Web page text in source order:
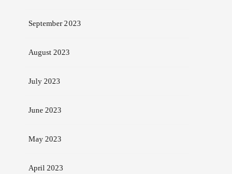
September 2023
August 2023
July 2023
June 2023
May 2023
April 2023